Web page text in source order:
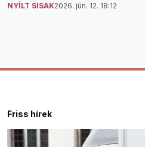
NYÍLT SISAK2026. jún. 12. 18:12
Friss hírek